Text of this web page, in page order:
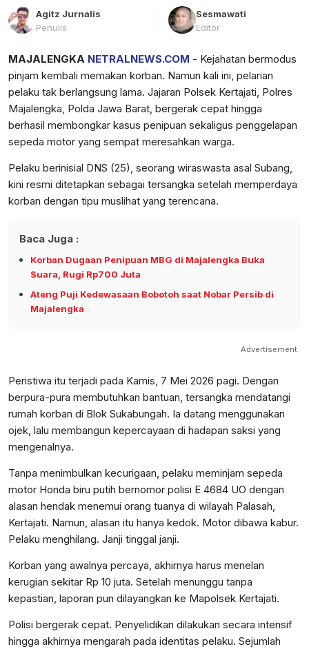
Agitz Jurnalis
Penulis
Sesmawati
Editor
MAJALENGKA NETRALNEWS.COM - Kejahatan bermodus
pinjam kembali memakan korban. Namun kali ini, pelarian
pelaku tak berlangsung lama. Jajaran Polsek Kertajati, Polres
Majalengka, Polda Jawa Barat, bergerak cepat hingga
berhasil membongkar kasus penipuan sekaligus penggelapan
sepeda motor yang sempat meresahkan warga.
Pelaku berinisial DNS (25), seorang wiraswasta asal Subang,
kini resmi ditetapkan sebagai tersangka setelah memperdaya
korban dengan tipu muslihat yang terencana.
Baca Juga :
Korban Dugaan Penipuan MBG di Majalengka Buka
Suara, Rugi Rp700 Juta
Ateng Puji Kedewasaan Bobotoh saat Nobar Persib di
Majalengka
Advertisement
Peristiwa itu terjadi pada Kamis, 7 Mei 2026 pagi. Dengan
berpura-pura membutuhkan bantuan, tersangka mendatangi
rumah korban di Blok Sukabungah. Ia datang menggunakan
ojek, lalu membangun kepercayaan di hadapan saksi yang
mengenalnya.
Tanpa menimbulkan kecurigaan, pelaku meminjam sepeda
motor Honda biru putih bernomor polisi E 4684 UO dengan
alasan hendak menemui orang tuanya di wilayah Palasah,
Kertajati. Namun, alasan itu hanya kedok. Motor dibawa kabur.
Pelaku menghilang. Janji tinggal janji.
Korban yang awalnya percaya, akhirnya harus menelan
kerugian sekitar Rp 10 juta. Setelah menunggu tanpa
kepastian, laporan pun dilayangkan ke Mapolsek Kertajati.
Polisi bergerak cepat. Penyelidikan dilakukan secara intensif
hingga akhirnya mengarah pada identitas pelaku. Sejumlah